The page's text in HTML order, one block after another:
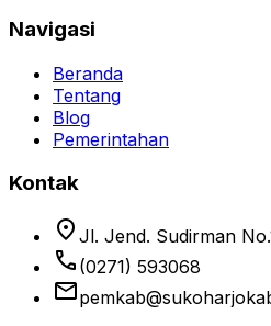
Navigasi
Beranda
Tentang
Blog
Pemerintahan
Kontak
location_on Jl. Jend. Sudirman
phone (0271) 593068
email